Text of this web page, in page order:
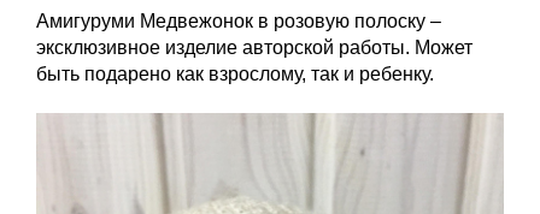
Амигуруми Медвежонок в розовую полоску –
эксклюзивное изделие авторской работы. Может
быть подарено как взрослому, так и ребенку.